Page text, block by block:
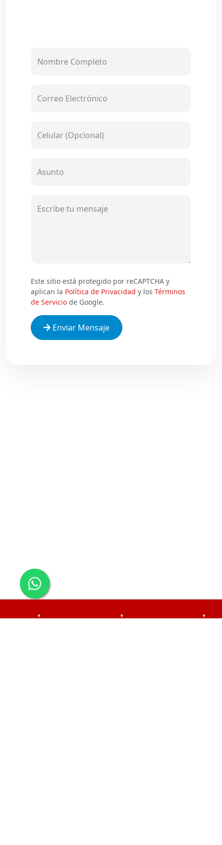
Nombre Completo
Correo Electrónico
Celular (Opcional)
Asunto
Escribe tu mensaje
Este sitio está protegido por reCAPTCHA y
aplican la Política de Privacidad y los Términos
de Servicio de Google.
Enviar Mensaje
• •
•